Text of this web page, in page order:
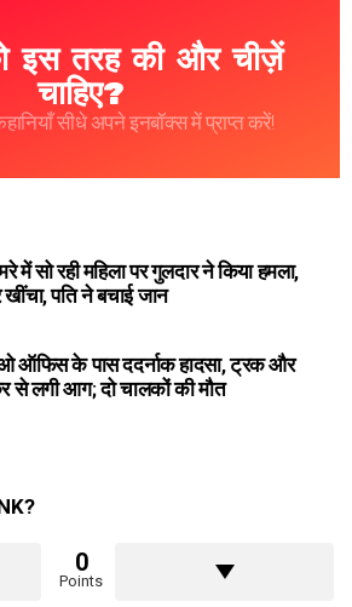
इस तरह की और चीज़ें
चाहिए?
सीधे अपने इनबॉक्स में प्राप्त करें!
सो रही महिला पर गुलदार ने किया हमला,
खींचा, पति ने बचाई जान
ऑफिस के पास ददर्नाक हादसा, ट्रक और
से लगी आग; दो चालकों की मौत
0
Points